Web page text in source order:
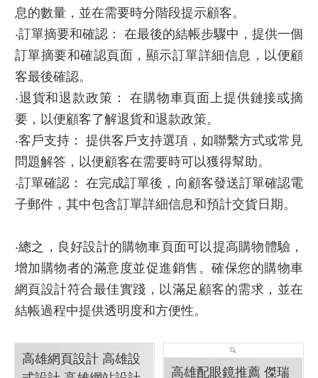
息的數量，並在需要時分階段提示顧客。
‧訂單摘要和確認： 在最後的結帳步驟中，提供一個
訂單摘要和確認頁面，顯示訂單詳細信息，以便顧
客最後確認。
‧退貨和退款政策： 在購物車頁面上提供鏈接或摘
要，以便顧客了解退貨和退款政策。
‧客戶支持： 提供客戶支持選項，如聯繫方式或常見
問題解答，以便顧客在需要時可以獲得幫助。
‧訂單確認： 在完成訂單後，向顧客發送訂單確認電
子郵件，其中包含訂單詳細信息和預計交貨日期。
‧總之，良好設計的購物車頁面可以提高購物體驗，
增加購物者的滿意度並促進銷售。確保您的購物車
網頁設計符合最佳實踐，以滿足顧客的需求，並在
結帳過程中提供透明度和方便性。